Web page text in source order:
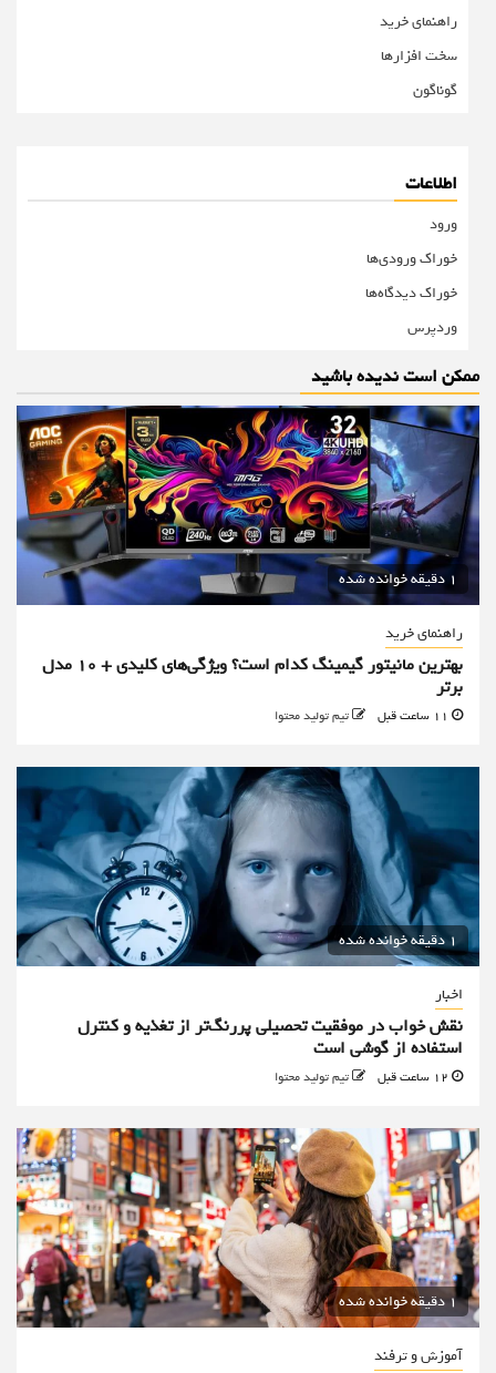
راهنمای خرید
سخت افزارها
گوناگون
اطلاعات
ورود
خوراک ورودی‌ها
خوراک دیدگاه‌ها
وردپرس
ممکن است ندیده باشید
1 دقیقه خوانده شده
راهنمای خرید
بهترین مانیتور گیمینگ کدام است؟ ویژگی‌های کلیدی + 10 مدل
برتر
تیم تولید محتوا
1 دقیقه خوانده شده
اخبار
نقش خواب در موفقیت تحصیلی پررنگ‌تر از تغذیه و کنترل
استفاده از گوشی است
تیم تولید محتوا
1 دقیقه خوانده شده
آموزش و ترفند